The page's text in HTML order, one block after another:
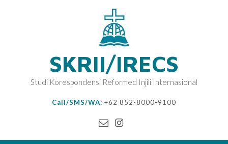
SKRII/IRECS
Studi Korespondensi Reformed Injili Internasional
Call/SMS/WA: +62 852-8000-9100